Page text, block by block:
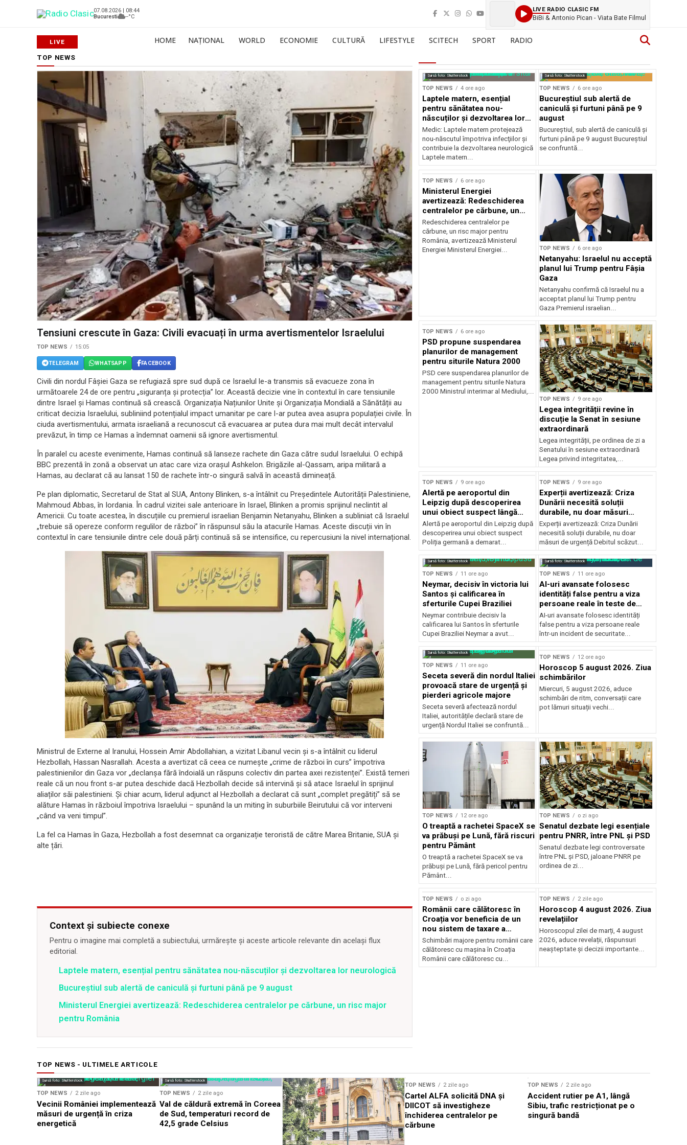
07.08.2026 | 08:44
Bucuresti
--°C
LIVE RADIO CLASIC FM
BiBi & Antonio Pican - Viata Bate Filmul
HOME NAȚIONAL WORLD ECONOMIE CULTURĂ LIFESTYLE SCITECH SPORT RADIO
TOP NEWS
Tensiuni crescute în Gaza: Civili evacuați în urma avertismentelor Israelului
TOP NEWS 15:05
TELEGRAM WHATSAPP FACEBOOK
Civili din nordul Fâșiei Gaza se refugiază spre sud după ce Israelul le-a transmis să evacueze zona în
următoarele 24 de ore pentru „siguranța și protecția” lor. Această decizie vine în contextul în care tensiunile
dintre Israel și Hamas continuă să crească. Organizația Națiunilor Unite și Organizația Mondială a Sănătății au
criticat decizia Israelului, subliniind potențialul impact umanitar pe care l-ar putea avea asupra populației civile. În
ciuda avertismentului, armata israeliană a recunoscut că evacuarea ar putea dura mai mult decât intervalul
prevăzut, în timp ce Hamas a îndemnat oamenii să ignore avertismentul.
În paralel cu aceste evenimente, Hamas continuă să lanseze rachete din Gaza către sudul Israelului. O echipă
BBC prezentă în zonă a observat un atac care viza orașul Ashkelon. Brigăzile al-Qassam, aripa militară a
Hamas, au declarat că au lansat 150 de rachete într-o singură salvă în această dimineață.
Pe plan diplomatic, Secretarul de Stat al SUA, Antony Blinken, s-a întâlnit cu Președintele Autorității Palestiniene,
Mahmoud Abbas, în Iordania. În cadrul vizitei sale anterioare în Israel, Blinken a promis sprijinul neclintit al
Americii. Cu toate acestea, în discuțiile cu premierul israelian Benjamin Netanyahu, Blinken a subliniat că Israelul
„trebuie să opereze conform regulilor de război” în răspunsul său la atacurile Hamas. Aceste discuții vin în
contextul în care tensiunile dintre cele două părți continuă să se intensifice, cu repercusiuni la nivel internațional.
Ministrul de Externe al Iranului, Hossein Amir Abdollahian, a vizitat Libanul vecin și s-a întâlnit cu liderul
Hezbollah, Hassan Nasrallah. Acesta a avertizat că ceea ce numește „crime de război în curs” împotriva
palestinienilor din Gaza vor „declanșa fără îndoială un răspuns colectiv din partea axei rezistenței”. Există temeri
reale că un nou front s-ar putea deschide dacă Hezbollah decide să intervină și să atace Israelul în sprijinul
aliaților săi palestinieni. Și chiar acum, liderul adjunct al Hezbollah a declarat că sunt „complet pregătiți” să se
alăture Hamas în războiul împotriva Israelului – spunând la un miting în suburbiile Beirutului că vor interveni
„când va veni timpul”.
La fel ca Hamas în Gaza, Hezbollah a fost desemnat ca organizație teroristă de către Marea Britanie, SUA și
alte țări.
Context și subiecte conexe
Pentru o imagine mai completă a subiectului, urmărește și aceste articole relevante din același flux
editorial.
Laptele matern, esențial pentru sănătatea nou-născuților și dezvoltarea lor neurologică
Bucureștiul sub alertă de caniculă și furtuni până pe 9 august
Ministerul Energiei avertizează: Redeschiderea centralelor pe cărbune, un risc major
pentru România
Sursă foto: Shutterstock
TOP NEWS 4 ore ago
Laptele matern, esențial
pentru sănătatea nou-
născuților și dezvoltarea lor
neurologică
Medic: Laptele matern protejează
nou-născutul împotriva infecţiilor şi
contribuie la dezvoltarea neurologică
Laptele matern...
Sursă foto: Shutterstock
TOP NEWS 6 ore ago
Bucureștiul sub alertă de
caniculă și furtuni până pe 9
august
Bucureștiul, sub alertă de caniculă și
furtuni până pe 9 august Bucureștiul
se confruntă...
TOP NEWS 6 ore ago
Ministerul Energiei
avertizează: Redeschiderea
centralelor pe cărbune, un
risc major pentru România
Redeschiderea centralelor pe
cărbune, un risc major pentru
România, avertizează Ministerul
Energiei Ministerul Energiei...
TOP NEWS 6 ore ago
Netanyahu: Israelul nu acceptă
planul lui Trump pentru Fâșia
Gaza
Netanyahu confirmă că Israelul nu a
acceptat planul lui Trump pentru
Gaza Premierul israelian...
TOP NEWS 6 ore ago
PSD propune suspendarea
planurilor de management
pentru siturile Natura 2000
PSD cere suspendarea planurilor de
management pentru siturile Natura
2000 Ministrul interimar al Mediului,...
TOP NEWS 9 ore ago
Legea integrității revine în
discuție la Senat în sesiune
extraordinară
Legea integrității, pe ordinea de zi a
Senatului în sesiune extraordinară
Legea privind integritatea,...
TOP NEWS 9 ore ago
Alertă pe aeroportul din
Leipzig după descoperirea
unui obiect suspect lângă
pistă
Alertă pe aeroportul din Leipzig după
descoperirea unui obiect suspect
Poliția germană a demarat...
TOP NEWS 9 ore ago
Experții avertizează: Criza
Dunării necesită soluții
durabile, nu doar măsuri
temporare
Experții avertizează: Criza Dunării
necesită soluții durabile, nu doar
măsuri de urgență Debitul scăzut...
Sursă foto: Shutterstock
TOP NEWS 11 ore ago
Neymar, decisiv în victoria lui
Santos și calificarea în
sferturile Cupei Braziliei
Neymar contribuie decisiv la
calificarea lui Santos în sferturile
Cupei Braziliei Neymar a avut...
Sursă foto: Shutterstock
TOP NEWS 11 ore ago
AI-uri avansate folosesc
identități false pentru a viza
persoane reale în teste de
securitate
AI-uri avansate folosesc identități
false pentru a viza persoane reale
într-un incident de securitate...
Sursă foto: Shutterstock
TOP NEWS 11 ore ago
Seceta severă din nordul Italiei
provoacă stare de urgență și
pierderi agricole majore
Seceta severă afectează nordul
Italiei, autoritățile declară stare de
urgență Nordul Italiei se confruntă...
TOP NEWS 12 ore ago
Horoscop 5 august 2026. Ziua
schimbărilor
Miercuri, 5 august 2026, aduce
schimbări de ritm, conversații care
pot lămuri situații vechi...
TOP NEWS 12 ore ago
O treaptă a rachetei SpaceX se
va prăbuși pe Lună, fără riscuri
pentru Pământ
O treaptă a rachetei SpaceX se va
prăbuși pe Lună, fără pericol pentru
Pământ...
TOP NEWS o zi ago
Senatul dezbate legi esențiale
pentru PNRR, între PNL și PSD
Senatul dezbate legi controversate
între PNL și PSD, jaloane PNRR pe
ordinea de zi...
TOP NEWS o zi ago
Românii care călătoresc în
Croația vor beneficia de un
nou sistem de taxare a
autostrăzilor
Schimbări majore pentru românii care
călătoresc cu mașina în Croația
Românii care călătoresc cu...
TOP NEWS 2 zile ago
Horoscop 4 august 2026. Ziua
revelațiilor
Horoscopul zilei de marți, 4 august
2026, aduce revelații, răspunsuri
neașteptate și decizii importante...
TOP NEWS - ULTIMELE ARTICOLE
Sursă foto: Shutterstock
TOP NEWS 2 zile ago
Vecinii României implementează
măsuri de urgență în criza
energetică
Sursă foto: Shutterstock
TOP NEWS 2 zile ago
Val de căldură extremă în Coreea
de Sud, temperaturi record de
42,5 grade Celsius
TOP NEWS 2 zile ago
Cartel ALFA solicită DNA și
DIICOT să investigheze
închiderea centralelor pe
cărbune
TOP NEWS 2 zile ago
Accident rutier pe A1, lângă
Sibiu, trafic restricționat pe o
singură bandă